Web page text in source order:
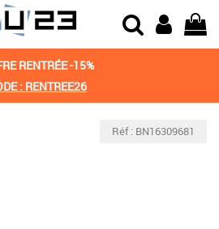
RENTRÉE -15%
: RENTREE26
Réf : BN16309681